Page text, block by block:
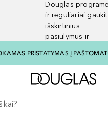
Douglas
ir reguliariai
išskirtinius
pasiūlymus ir
PRISTATYMAS Į
paskyrą
Į